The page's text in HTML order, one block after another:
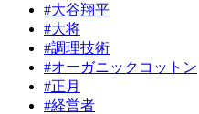
#大谷翔平
#大将
#調理技術
#オーガニックコットン
#正月
#経営者